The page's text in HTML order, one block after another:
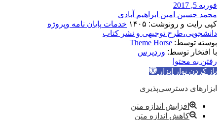
فوریه 5, 2017
محمد حسین امین ابراهیم آبادی
کپی رایت و رونوشت: ۱۴۰۵
خدمات پایان نامه وپروژه
دانشجویی،طرح توجیهی و نشر کتاب
پوسته توسط: Theme Horse
با افتخار توسط: وردپرس
رفتن به محتوا
باز کردن نوار ابزار
ابزارهای دسترسی‌پذیری
افزایش اندازه متن
کاهش اندازه متن